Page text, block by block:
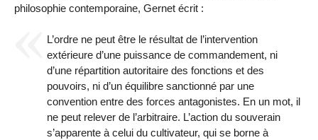
philosophie contemporaine, Gernet écrit :
L’ordre ne peut être le résultat de l’intervention
extérieure d’une puissance de commandement, ni
d’une répartition autoritaire des fonctions et des
pouvoirs, ni d’un équilibre sanctionné par une
convention entre des forces antagonistes. En un mot, il
ne peut relever de l’arbitraire. L’action du souverain
s’apparente à celui du cultivateur, qui se borne à